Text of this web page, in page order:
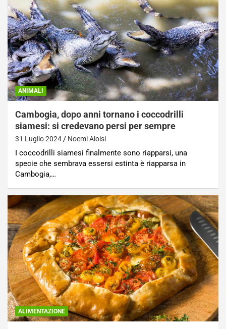
ANIMALI
Cambogia, dopo anni tornano i coccodrilli
siamesi: si credevano persi per sempre
31 Luglio 2024 Noemi Aloisi
I coccodrilli siamesi finalmente sono riapparsi, una
specie che sembrava essersi estinta è riapparsa in
Cambogia,…
ALIMENTAZIONE